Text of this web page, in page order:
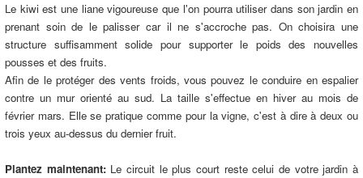
Le kiwi est une liane vigoureuse que l'on pourra utiliser dans son jardin en
prenant soin de le palisser car il ne s'accroche pas. On choisira une
structure suffisamment solide pour supporter le poids des nouvelles
pousses et des fruits.
Afin de le protéger des vents froids, vous pouvez le conduire en espalier
contre un mur orienté au sud. La taille s'effectue en hiver au mois de
février mars. Elle se pratique comme pour la vigne, c'est à dire à deux ou
trois yeux au-dessus du dernier fruit.
Plantez maintenant:Le circuit le plus court reste celui de votre jardin à